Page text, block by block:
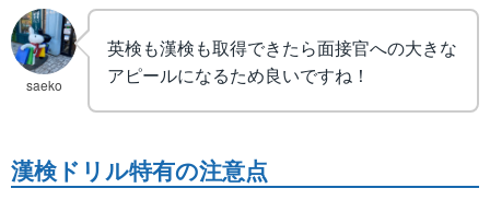
saeko
英検も漢検も取得できたら面接官への大きな
アピールになるため良いですね！
漢検ドリル特有の注意点